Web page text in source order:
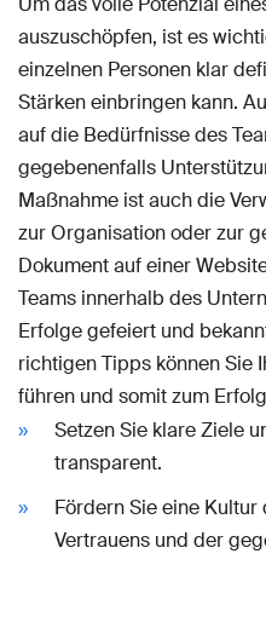
auszuschöpfen, ist es
einzelnen Personen klar
Stärken einbringen kann.
auf die Bedürfnisse des
gegebenenfalls
Maßnahme ist auch die
zur Organisation oder zur
Dokument auf einer
Teams innerhalb des
Erfolge gefeiert und
richtigen Tipps können Sie
führen und somit zum
Setzen Sie klare Ziele
transparent.
Fördern Sie eine Kultur
Vertrauens und der